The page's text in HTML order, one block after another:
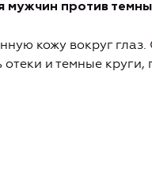
мужчин против
кожу вокруг
и темные круги,